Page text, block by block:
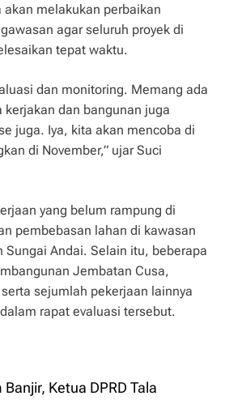
melakukan perbaikan
agar seluruh proyek di
tepat waktu.
dan monitoring. Memang ada
dan bangunan juga
juga. Iya, kita akan mencoba di
di November,” ujar Suci
yang belum rampung di
pembebasan lahan di kawasan
Sungai Andai. Selain itu, beberapa
Jembatan Cusa,
sejumlah pekerjaan lainnya
rapat evaluasi tersebut.
Ketua DPRD Tala